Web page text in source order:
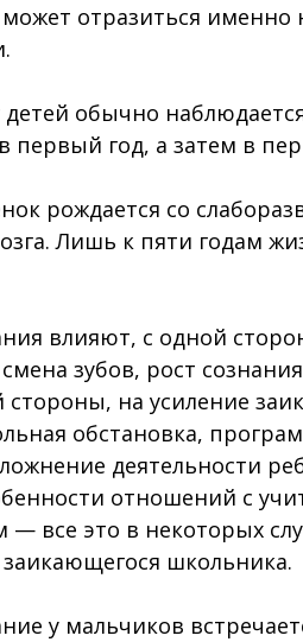
отразиться
детей обычно
первый год, а затем в
рождается со
Лишь к пяти годам
влияют, с одной
зубов, рост
стороны, на усиление
обстановка,
деятельности
отношений с
— все это в некоторых
школьника.
у мальчиков